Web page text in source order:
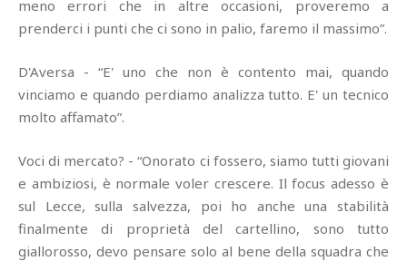
meno errori che in altre occasioni, proveremo a
prenderci i punti che ci sono in palio, faremo il massimo”.
D'Aversa - “E' uno che non è contento mai, quando
vinciamo e quando perdiamo analizza tutto. E' un tecnico
molto affamato”.
Voci di mercato? - “Onorato ci fossero, siamo tutti giovani
e ambiziosi, è normale voler crescere. Il focus adesso è
sul Lecce, sulla salvezza, poi ho anche una stabilità
finalmente di proprietà del cartellino, sono tutto
giallorosso, devo pensare solo al bene della squadra che